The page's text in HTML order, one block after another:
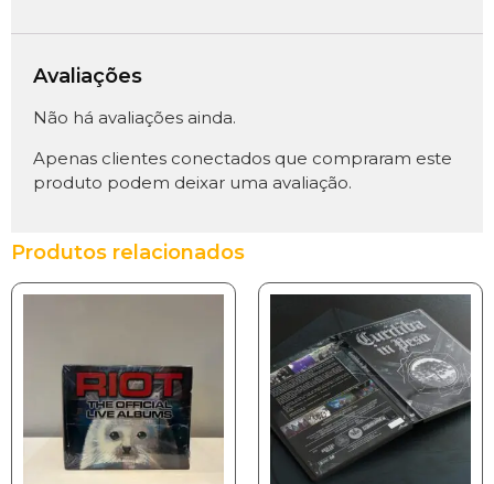
Avaliações
Não há avaliações ainda.
Apenas clientes conectados que compraram este
produto podem deixar uma avaliação.
Produtos relacionados